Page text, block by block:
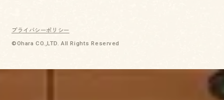
プライバシーポリシー
©Ohara CO.,LTD. All Rights Reserved